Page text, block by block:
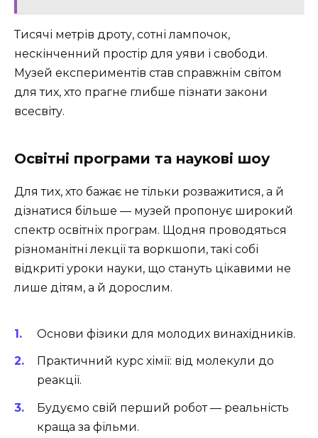
Тисячі метрів дроту, сотні лампочок,
нескінченний простір для уяви і свободи.
Музей експериментів став справжнім світом
для тих, хто прагне глибше пізнати закони
всесвіту.
Освітні програми та наукові шоу
Для тих, хто бажає не тільки розважитися, а й
дізнатися більше — музей пропонує широкий
спектр освітніх програм. Щодня проводяться
різноманітні лекції та воркшопи, такі собі
відкриті уроки науки, що стануть цікавими не
лише дітям, а й дорослим.
Основи фізики для молодих винахідників.
Практичний курс хімії: від молекули до
реакції.
Будуємо свій перший робот — реальність
краща за фільми.